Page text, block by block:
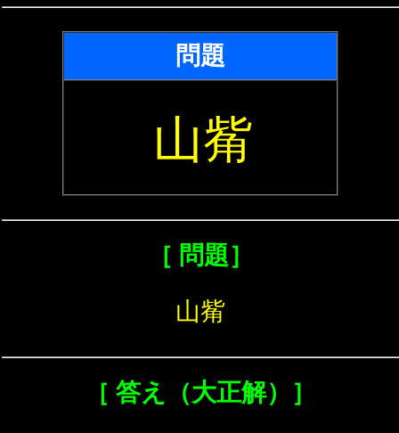
問題
山觜
［ 問題］
山觜
［ 答え（大正解）］